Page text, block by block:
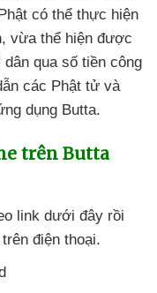
có thể thực hiện
, vừa thể hiện được
qua số tiền công
các Phật tử và
dụng Butta.
trên Butta
link dưới đây rồi
điện thoại.